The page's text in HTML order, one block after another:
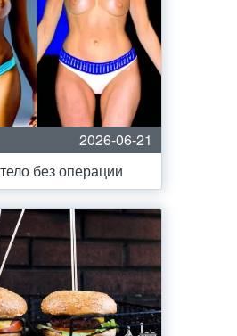
2026-06-21
без операции